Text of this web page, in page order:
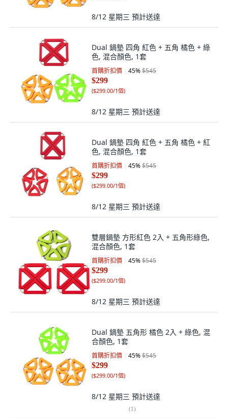
8/12 星期三 預計送達
Dual 鍋墊 四角 紅色 + 五角 橘色 + 綠
色, 混合顏色, 1套
首購折扣價 45%$545
$299
($299.00/1個)
8/12 星期三 預計送達
Dual 鍋墊 四角 紅色 + 五角 橘色 + 紅
色, 混合顏色, 1套
首購折扣價 45%$545
$299
($299.00/1個)
8/12 星期三 預計送達
雙層鍋墊 方形紅色 2入 + 五角形綠色,
混合顏色, 1套
首購折扣價 45%$545
$299
($299.00/1個)
8/12 星期三 預計送達
Dual 鍋墊 五角形 橘色 2入 + 綠色, 混
合顏色, 1套
首購折扣價 45%$545
$299
($299.00/1個)
8/12 星期三 預計送達
(1)